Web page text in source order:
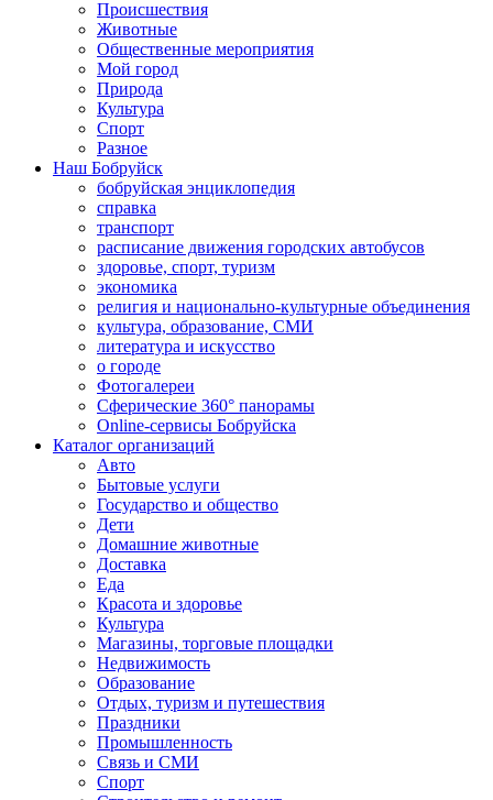
Происшествия
Животные
Общественные мероприятия
Мой город
Природа
Культура
Спорт
Разное
Наш Бобруйск
бобруйская энциклопедия
справка
транспорт
расписание движения городских автобусов
здоровье, спорт, туризм
экономика
религия и национально-культурные объединения
культура, образование, СМИ
литература и искусство
о городе
Фотогалереи
Сферические 360° панорамы
Online-сервисы Бобруйска
Каталог организаций
Авто
Бытовые услуги
Государство и общество
Дети
Домашние животные
Доставка
Еда
Красота и здоровье
Культура
Магазины, торговые площадки
Недвижимость
Образование
Отдых, туризм и путешествия
Праздники
Промышленность
Связь и СМИ
Спорт